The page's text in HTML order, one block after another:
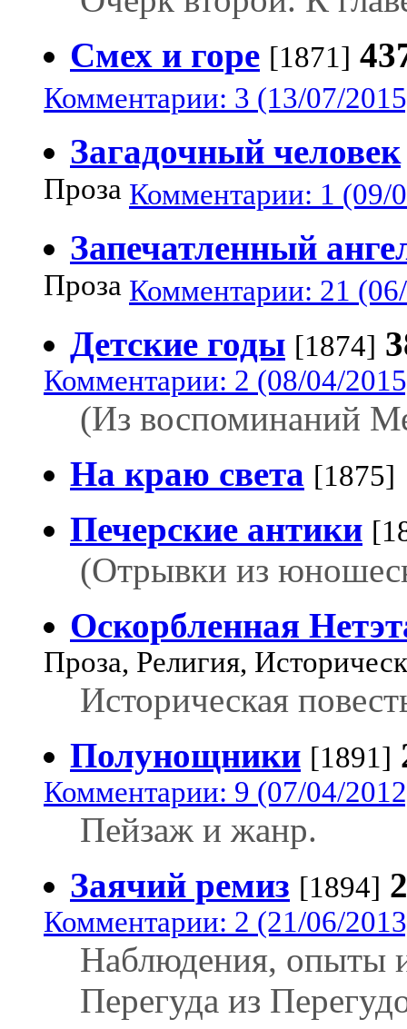
Смех и горе [1871]
Комментарии: 3 (13/07/
Загадочный человек
Проза Комментарии: 1 (09/
Запечатленный
Проза Комментарии: 21
Детские годы [1874]
Комментарии: 2 (08/04/
(Из воспоминаний
На краю света [1875]
Печерские антики
(Отрывки из
Оскорбленная
Проза, Религия,
Историческая
Полунощники [1891]
Комментарии: 9 (07/04/
Пейзаж и жанр.
Заячий ремиз [1894]
Комментарии: 2 (21/06/
Наблюдения, опыты
Перегуда из